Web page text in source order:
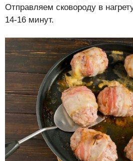
Отправляем сковороду в
14-16 минут.